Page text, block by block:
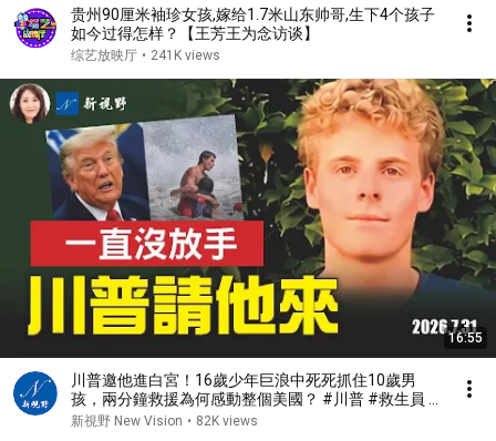
贵州90厘米袖珍女孩,嫁给1.7米山东帅哥,生下4个孩子
如今过得怎样？【王芳王为念访谈】
综艺放映厅 • 241K views
16:55
川普邀他進白宮！16歲少年巨浪中死死抓住10歲男
孩，兩分鐘救援為何感動整個美國？ #川普 #救生員 #
美國精神 | 新視野 第2467期 20260731
新視野 New Vision • 82K views